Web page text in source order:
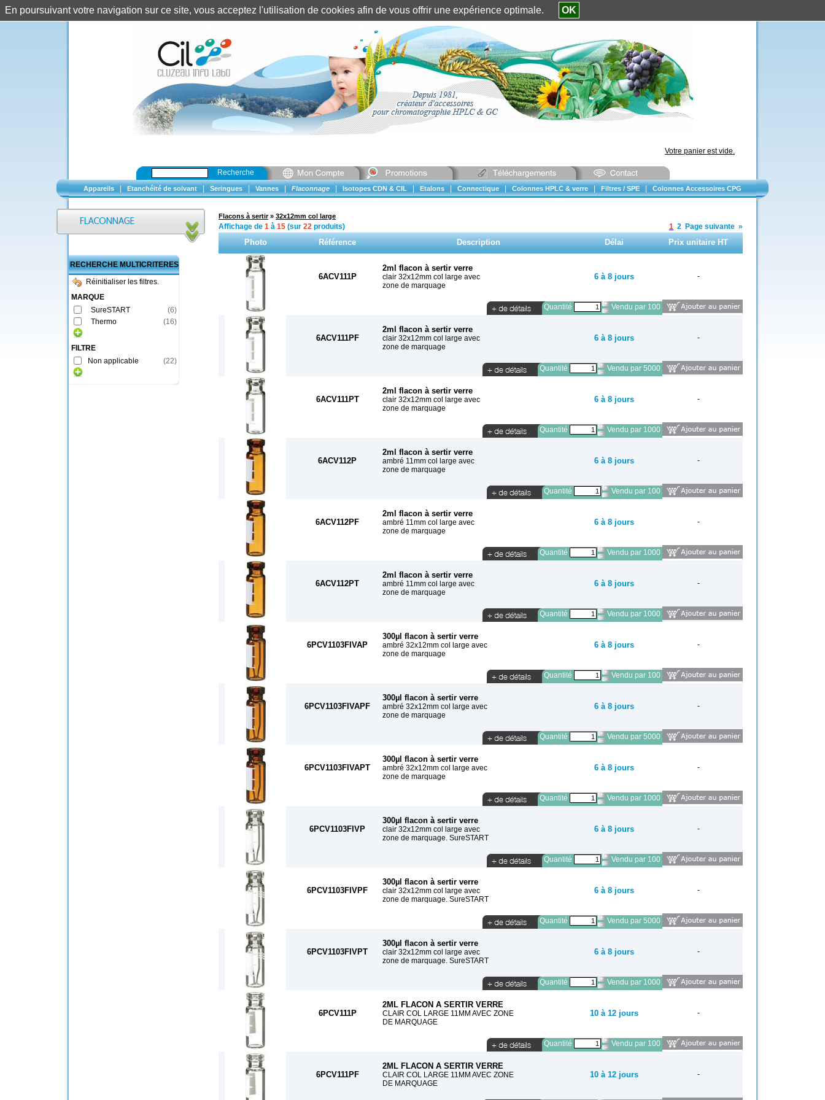
Identification client ||Mon compte
Votre panier est vide.
Recherche
Appareils Etanchéité de solvant Seringues Vannes Flaconnage Isotopes CDN & CIL Etalons Connectique Colonnes HPLC & verre Filtres / SPE Colonnes Accessoires CPG
RECHERCHE MULTICRITERES
Réinitialiser les filtres.
MARQUE
SureSTART
(6)
Thermo
(16)
FILTRE
Non applicable
(22)
Flacons à sertir» 32x12mm col large
Affichage de 1 à 15 (sur 22 produits) 1 2 Page suivante »
Photo Référence Description Délai Prix unitaire HT
6ACV111P
2ml flacon à sertir verre
clair 32x12mm col large avec
zone de marquage
6 à 8 jours -
Quantité Vendu par 100
6ACV111PF
2ml flacon à sertir verre
clair 32x12mm col large avec
zone de marquage
6 à 8 jours -
Quantité Vendu par 5000
6ACV111PT
2ml flacon à sertir verre
clair 32x12mm col large avec
zone de marquage
6 à 8 jours -
Quantité Vendu par 1000
6ACV112P
2ml flacon à sertir verre
ambré 11mm col large avec
zone de marquage
6 à 8 jours -
Quantité Vendu par 100
6ACV112PF
2ml flacon à sertir verre
ambré 11mm col large avec
zone de marquage
6 à 8 jours -
Quantité Vendu par 1000
6ACV112PT
2ml flacon à sertir verre
ambré 11mm col large avec
zone de marquage
6 à 8 jours -
Quantité Vendu par 1000
6PCV1103FIVAP
300µl flacon à sertir verre
ambré 32x12mm col large avec
zone de marquage
6 à 8 jours -
Quantité Vendu par 100
6PCV1103FIVAPF
300µl flacon à sertir verre
ambré 32x12mm col large avec
zone de marquage
6 à 8 jours -
Quantité Vendu par 5000
6PCV1103FIVAPT
300µl flacon à sertir verre
ambré 32x12mm col large avec
zone de marquage
6 à 8 jours -
Quantité Vendu par 1000
6PCV1103FIVP
300µl flacon à sertir verre
clair 32x12mm col large avec
zone de marquage. SureSTART
6 à 8 jours -
Quantité Vendu par 100
6PCV1103FIVPF
300µl flacon à sertir verre
clair 32x12mm col large avec
zone de marquage. SureSTART
6 à 8 jours -
Quantité Vendu par 5000
6PCV1103FIVPT
300µl flacon à sertir verre
clair 32x12mm col large avec
zone de marquage. SureSTART
6 à 8 jours -
Quantité Vendu par 1000
6PCV111P
2ML FLACON A SERTIR VERRE
CLAIR COL LARGE 11MM AVEC ZONE
DE MARQUAGE
10 à 12 jours -
Quantité Vendu par 100
6PCV111PF
2ML FLACON A SERTIR VERRE
CLAIR COL LARGE 11MM AVEC ZONE
DE MARQUAGE
10 à 12 jours -
En poursuivant votre navigation sur ce site, vous acceptez l'utilisation de cookies afin de vous offrir une expérience optimale. OK